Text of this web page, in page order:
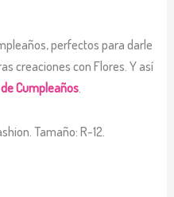
perfectos para darle
creaciones con Flores. Y así
Cumpleaños
Tamaño: R-12.